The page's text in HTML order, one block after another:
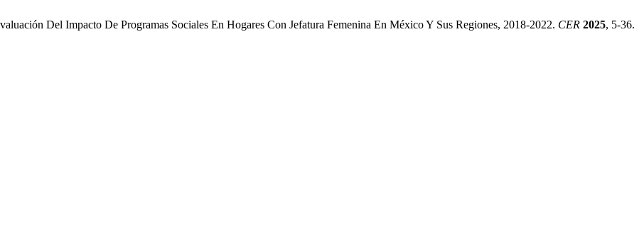
Del Impacto De Programas Sociales En Hogares Con Jefatura Femenina En México Y Sus Regiones, 2018-2022. CER 2025, 5-36.